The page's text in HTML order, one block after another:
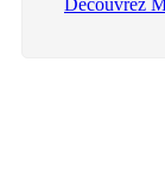
Découvrez